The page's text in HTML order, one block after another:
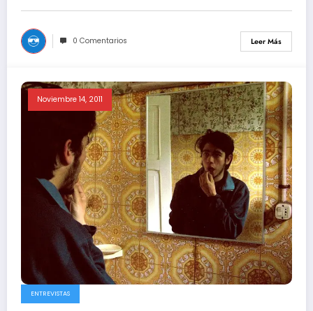
0 Comentarios Leer Más
Noviembre 14, 2011
ENTREVISTAS